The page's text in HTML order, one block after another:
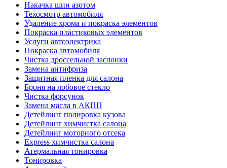
Накачка шин азотом
Техосмотр автомобиля
Удаление хрома и покраска элементов
Покраска пластиковых элементов
Услуги автоэлектрика
Покраска автомобиля
Чистка дроссельной заслонки
Замена антифриза
Защитная пленка для салона
Броня на лобовое стекло
Чистка форсунок
Замена масла в АКПП
Детейлинг полировка кузова
Детейлинг химчистка салона
Детейлинг моторного отсека
Express химчистка салона
Атермальная тонировка
Тонировка